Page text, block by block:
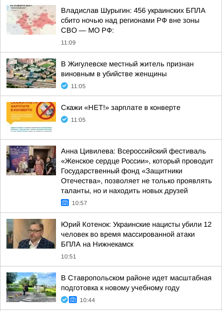
Владислав Шурыгин: 456 украинских БПЛА
сбито ночью над регионами РФ вне зоны
СВО — МО РФ:
11:09
В Жигулевске местный житель признан
виновным в убийстве женщины
11:05
Скажи «НЕТ!» зарплате в конверте
11:05
Анна Цивилева: Всероссийский фестиваль
«Женское сердце России», который проводит
Государственный фонд «Защитники
Отечества», позволяет не только проявлять
таланты, но и находить новых друзей
10:57
Юрий Котенок: Украинские нацисты убили 12
человек во время массированной атаки
БПЛА на Нижнекамск
10:51
В Ставропольском районе идет масштабная
подготовка к новому учебному году
10:44